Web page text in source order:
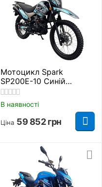
Мотоцикл Spark
SP200E-10 Синій
Дорожній
В наявності
Ціна 59 852 грн